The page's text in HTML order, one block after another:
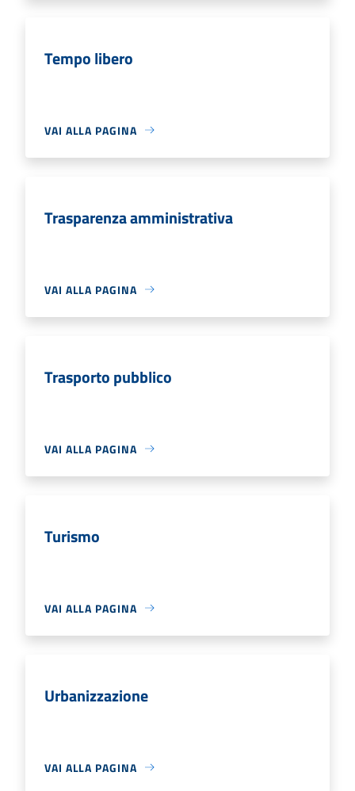
Tempo libero
VAI ALLA PAGINA
Trasparenza amministrativa
VAI ALLA PAGINA
Trasporto pubblico
VAI ALLA PAGINA
Turismo
VAI ALLA PAGINA
Urbanizzazione
VAI ALLA PAGINA